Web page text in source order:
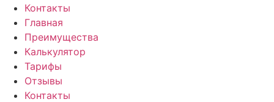
Контакты
Главная
Преимущества
Калькулятор
Тарифы
Отзывы
Контакты